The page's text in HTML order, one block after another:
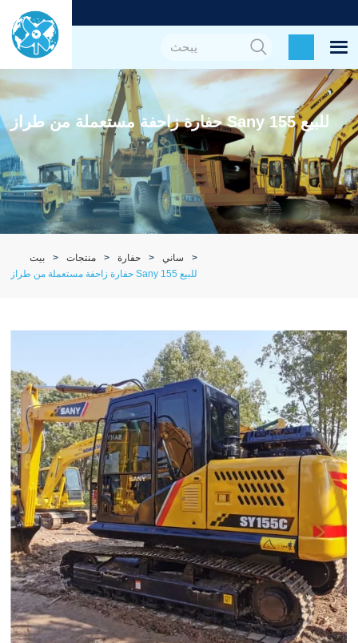
حفارة زاحفة مستعملة من طراز Sany 155 للبيع
بيت منتجات حفارة
ساني
حفارة زاحفة مستعملة من طراز Sany 155 للبيع